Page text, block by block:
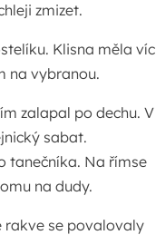
zmizet.
Klisna měla víc
na vybranou.
zalapal po dechu. V
sabat.
tanečníka. Na římse
na dudy.
rakve se povalovaly